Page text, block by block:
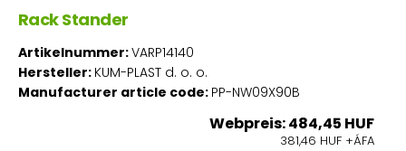
Rack Stander
Artikelnummer:VARP14140
Hersteller: KUM-PLAST d. o. o.
Manufacturer article code: PP-NW09X90B
Webpreis: 484,45 HUF
381,46 HUF +ÁFA